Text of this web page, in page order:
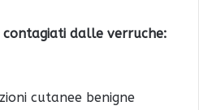
contagiati dalle verruche:
cutanee benigne